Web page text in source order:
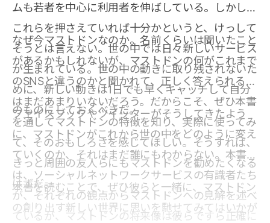
ムも若者を中心に利用者を伸ばしている。しかし、
これらを押さえていれば十分かというと、けっして
そうとは言えない。世の中では日々新しいサービス
が生まれている。世の中の動きに取り残されないた
めに、新しい動きは1日でも早くキャッチして自分
のものにしておくべきだ。
なぜ今マストドンなのか。名前くらいは聞いたこと
があるかもしれないが、マストドンの何がこれまで
のSNSと違うのかと聞かれて、正しく答えられる人
はまだあまりいないだろう。だからこそ、ぜひ本書
を通してマストドンの特徴を知り、実際に使ってみ
て、そのおもしろさを感じてほしい。そうすれば、
きっと周囲の友人らにもマストドンを勧めたくなる
はずだ。
フェイスブックやツイッターがそうしてきたよう
に、マストドンがこれから世の中をどのように変え
ていくのか、それはまだ誰にもわからない。本書で
は、ソーシャルネットワークサービスの有識者たち
が、それぞれの観点からマストドンへの見解を述べ
ているが、マストドンの将来像は彼らですら正確に
本書を読むことで、ぜひ彼らと一緒に、マストドン
の創り出す新しい世界に思いを馳せてみてはいかが